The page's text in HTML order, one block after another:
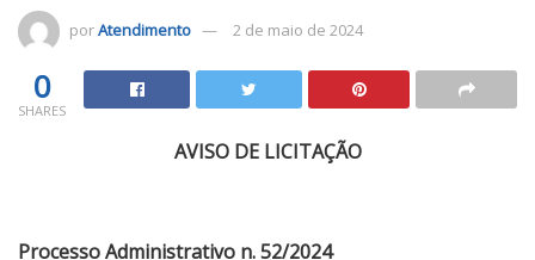
porAtendimento 2 de maio de 2024
0
SHARES
AVISO DE LICITAÇÃO
Processo Administrativo n. 52/2024